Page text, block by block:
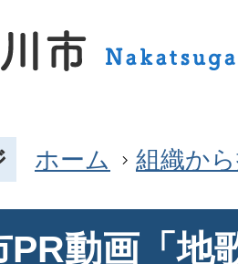
ホーム 組織か
PR動画「地